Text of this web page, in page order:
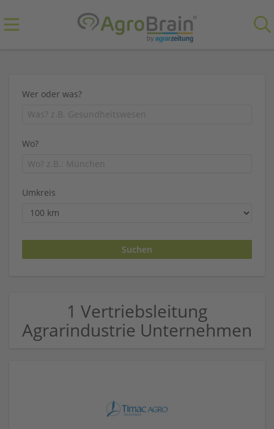
Wer oder was?
Wo?
Umkreis
1 Vertriebsleitung
Agrarindustrie Unternehmen